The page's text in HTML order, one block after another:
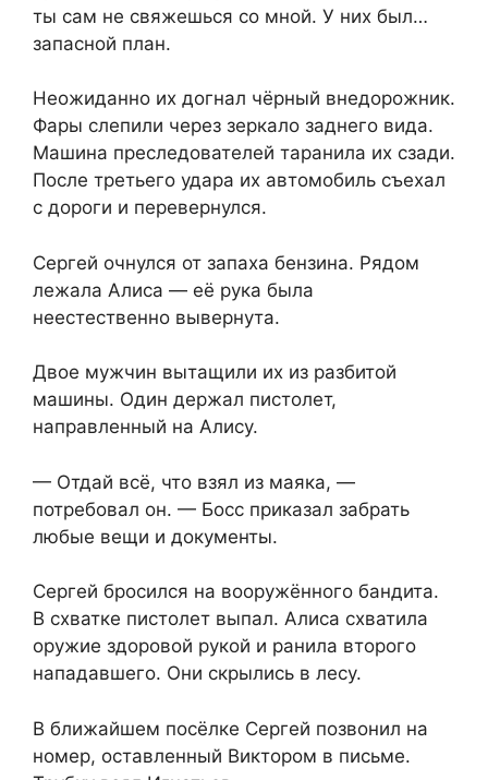
ты сам не свяжешься со мной. У них был…
запасной план.
Неожиданно их догнал чёрный внедорожник.
Фары слепили через зеркало заднего вида.
Машина преследователей таранила их сзади.
После третьего удара их автомобиль съехал
с дороги и перевернулся.
Сергей очнулся от запаха бензина. Рядом
лежала Алиса — её рука была
неестественно вывернута.
Двое мужчин вытащили их из разбитой
машины. Один держал пистолет,
направленный на Алису.
— Отдай всё, что взял из маяка, —
потребовал он. — Босс приказал забрать
любые вещи и документы.
Сергей бросился на вооружённого бандита.
В схватке пистолет выпал. Алиса схватила
оружие здоровой рукой и ранила второго
нападавшего. Они скрылись в лесу.
В ближайшем посёлке Сергей позвонил на
номер, оставленный Виктором в письме.